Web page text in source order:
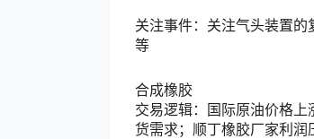
关注事件：关注气头装置
等
合成橡胶
交易逻辑：国际原油价格
货需求；顺丁橡胶厂家利